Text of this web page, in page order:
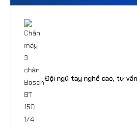
Đội ngũ tay nghề cao, tư